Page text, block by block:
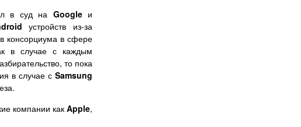
в суд на Googleи
устройств из-за
консорциума в сфере
в случае с каждым
то пока
в случае с Samsung
компании какApple,